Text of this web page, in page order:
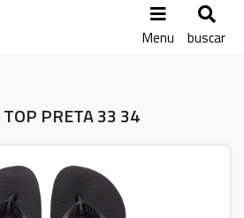
Menu buscar
PRETA 33 34